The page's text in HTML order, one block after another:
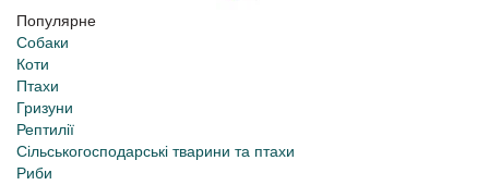
Популярне
Собаки
Коти
Птахи
Гризуни
Рептилії
Сільськогосподарські тварини та птахи
Риби